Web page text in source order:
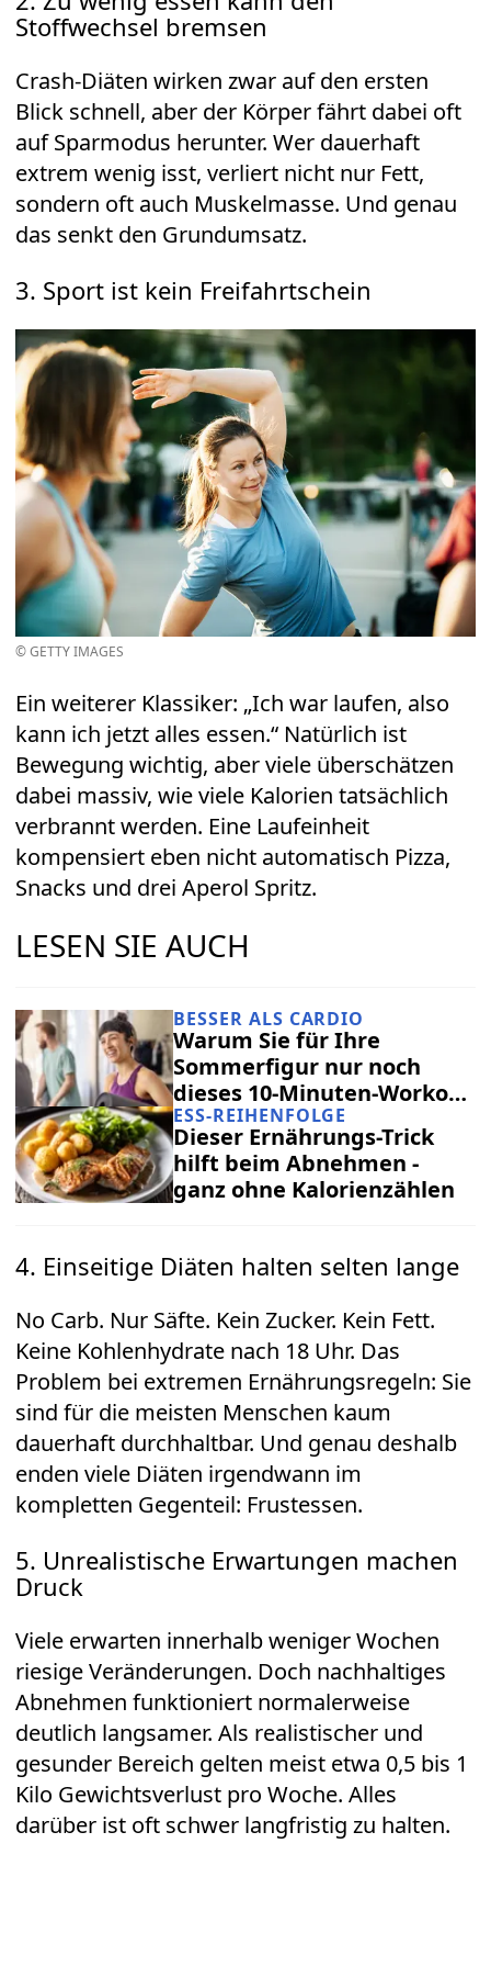
Stoffwechsel bremsen
Crash-Diäten wirken zwar auf den ersten
Blick schnell, aber der Körper fährt dabei oft
auf Sparmodus herunter. Wer dauerhaft
extrem wenig isst, verliert nicht nur Fett,
sondern oft auch Muskelmasse. Und genau
das senkt den Grundumsatz.
3. Sport ist kein Freifahrtschein
© GETTY IMAGES
Ein weiterer Klassiker: „Ich war laufen, also
kann ich jetzt alles essen.“ Natürlich ist
Bewegung wichtig, aber viele überschätzen
dabei massiv, wie viele Kalorien tatsächlich
verbrannt werden. Eine Laufeinheit
kompensiert eben nicht automatisch Pizza,
Snacks und drei Aperol Spritz.
LESEN SIE AUCH
BESSER ALS CARDIO
Warum Sie für Ihre
Sommerfigur nur noch
dieses 10-Minuten-Workout
brauchen
ESS-REIHENFOLGE
Dieser Ernährungs-Trick
hilft beim Abnehmen -
ganz ohne Kalorienzählen
4. Einseitige Diäten halten selten lange
No Carb. Nur Säfte. Kein Zucker. Kein Fett.
Keine Kohlenhydrate nach 18 Uhr. Das
Problem bei extremen Ernährungsregeln: Sie
sind für die meisten Menschen kaum
dauerhaft durchhaltbar. Und genau deshalb
enden viele Diäten irgendwann im
kompletten Gegenteil: Frustessen.
5. Unrealistische Erwartungen machen
Druck
Viele erwarten innerhalb weniger Wochen
riesige Veränderungen. Doch nachhaltiges
Abnehmen funktioniert normalerweise
deutlich langsamer. Als realistischer und
gesunder Bereich gelten meist etwa 0,5 bis 1
Kilo Gewichtsverlust pro Woche. Alles
darüber ist oft schwer langfristig zu halten.